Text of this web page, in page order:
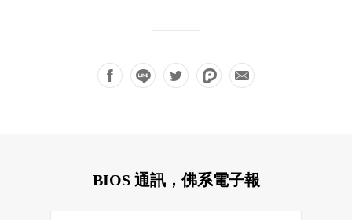
BIOS 通訊，佛系電子報